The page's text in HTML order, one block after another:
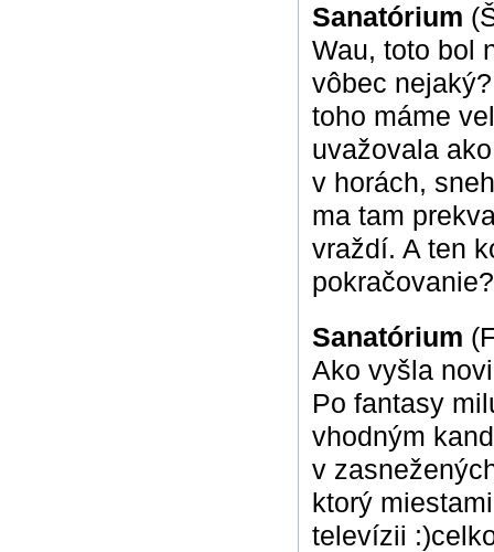
Sanatórium
Wau, toto bol
vôbec
toho máme
uvažovala
v horách,
ma tam
vraždí. A ten
Sanatórium
Ako vyšla
Po fantasy
vhodným
v
ktorý
televízii